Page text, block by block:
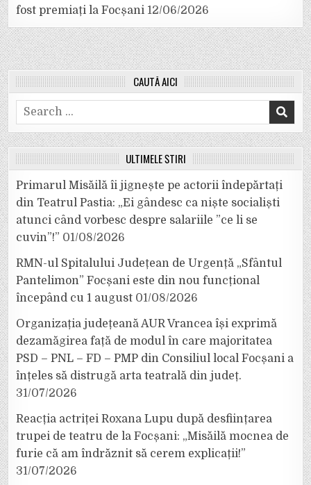
fost premiați la Focșani 12/06/2026
CAUTĂ AICI
Search
for:
ULTIMELE ȘTIRI
Primarul Misăilă îi jignește pe actorii îndepărtați
din Teatrul Pastia: „Ei gândesc ca niște socialiști
atunci când vorbesc despre salariile ”ce li se
cuvin”!” 01/08/2026
RMN-ul Spitalului Județean de Urgență „Sfântul
Pantelimon” Focșani este din nou funcțional
începând cu 1 august 01/08/2026
Organizația județeană AUR Vrancea își exprimă
dezamăgirea față de modul în care majoritatea
PSD – PNL – FD – PMP din Consiliul local Focșani a
înțeles să distrugă arta teatrală din județ.
31/07/2026
Reacția actriței Roxana Lupu după desființarea
trupei de teatru de la Focșani: „Misăilă mocnea de
furie că am îndrăznit să cerem explicații!”
31/07/2026